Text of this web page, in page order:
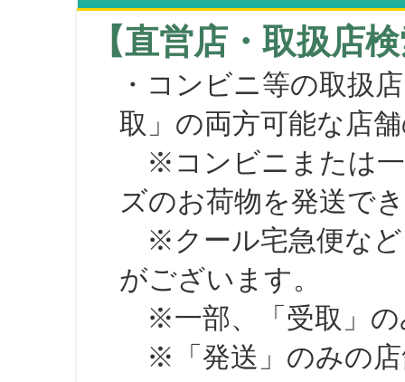
【直営店・取扱店
・コンビニ等の取扱
取」の両方可能な店
※コンビニまたは一
ズのお荷物を発送で
※クール宅急便など
がございます。
※一部、「受取」の
※「発送」のみの店